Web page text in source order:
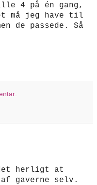
4 på én gang,
må jeg have til
de passede. Så
herligt at
gaverne selv.